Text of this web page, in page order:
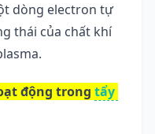
dòng electron tự
thái của chất khí
động trong tẩy